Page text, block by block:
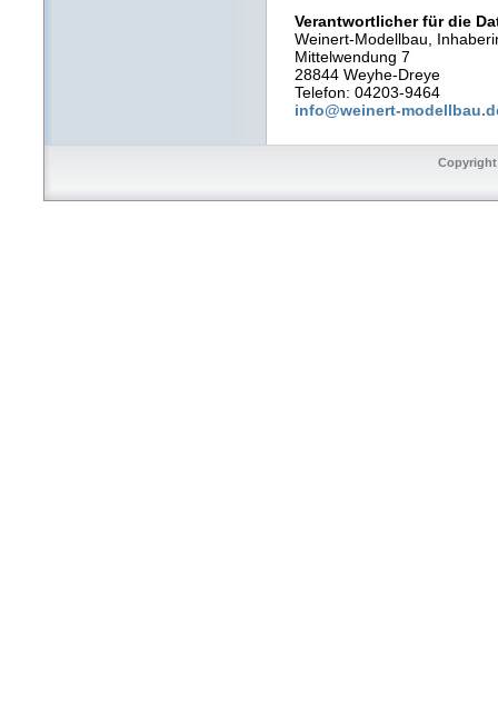
Verantwortlicher für die
Weinert-Modellbau,
Mittelwendung 7
28844 Weyhe-Dreye
Telefon: 04203-9464
info@weinert-
Copyright